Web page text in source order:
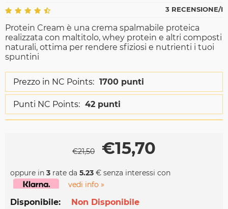
3 RECENSIONE/I
Protein Cream è una crema spalmabile proteica
realizzata con maltitolo, whey protein e altri composti
naturali, ottima per rendere sfiziosi e nutrienti i tuoi
spuntini
Prezzo in NC Points: 1700 punti
Punti NC Points: 42 punti
€21,50 €15,70
oppure in 3 rate da 5.23 € senza interessi con
vedi info »
Disponibile:
Non Disponibile